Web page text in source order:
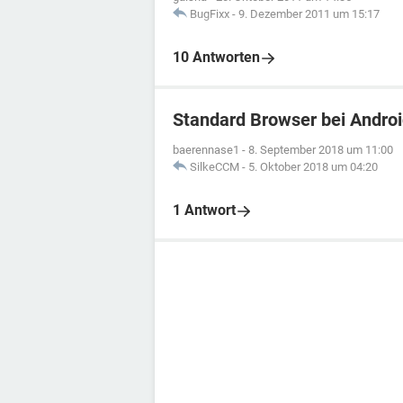
BugFixx - 9. Dezember 2011 um 15:17
10 Antworten
Standard Browser bei
baerennase1 - 8. September 2018 um 11:00
SilkeCCM - 5. Oktober 2018 um 04:20
1 Antwort